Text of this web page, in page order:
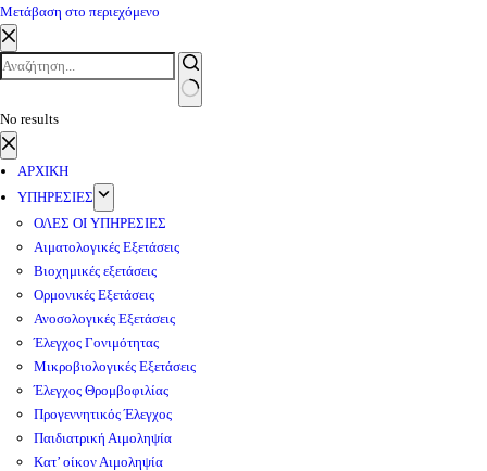
Μετάβαση στο περιεχόμενο
No results
ΑΡΧΙΚΗ
ΥΠΗΡΕΣΙΕΣ
ΟΛΕΣ ΟΙ ΥΠΗΡΕΣΙΕΣ
Αιματολογικές Εξετάσεις
Βιοχημικές εξετάσεις
Ορμονικές Εξετάσεις
Ανοσολογικές Εξετάσεις
Έλεγχος Γονιμότητας
Μικροβιολογικές Εξετάσεις
Έλεγχος Θρομβοφιλίας
Προγεννητικός Έλεγχος
Παιδιατρική Αιμοληψία
Κατ’ οίκον Αιμοληψία